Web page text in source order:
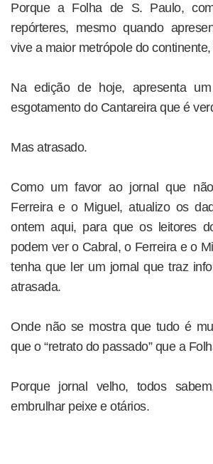
Porque a Folha de S. Paulo,
repórteres, mesmo quando
vive a maior metrópole do continente,
Na edição de hoje, apresenta
esgotamento do Cantareira que é
Mas atrasado.
Como um favor ao jornal que
Ferreira e o Miguel, atualizo os
ontem aqui, para que os leitores
podem ver o Cabral, o Ferreira e o
tenha que ler um jornal que traz
atrasada.
Onde não se mostra que tudo é
que o “retrato do passado” que a
Porque jornal velho, todos
embrulhar peixe e otários.